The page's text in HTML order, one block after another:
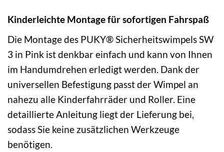
Kinderleichte Montage für sofortigen Fahrspaß
Die Montage des PUKY® Sicherheitswimpels SW
3 in Pink ist denkbar einfach und kann von Ihnen
im Handumdrehen erledigt werden. Dank der
universellen Befestigung passt der Wimpel an
nahezu alle Kinderfahrräder und Roller. Eine
detaillierte Anleitung liegt der Lieferung bei,
sodass Sie keine zusätzlichen Werkzeuge
benötigen.